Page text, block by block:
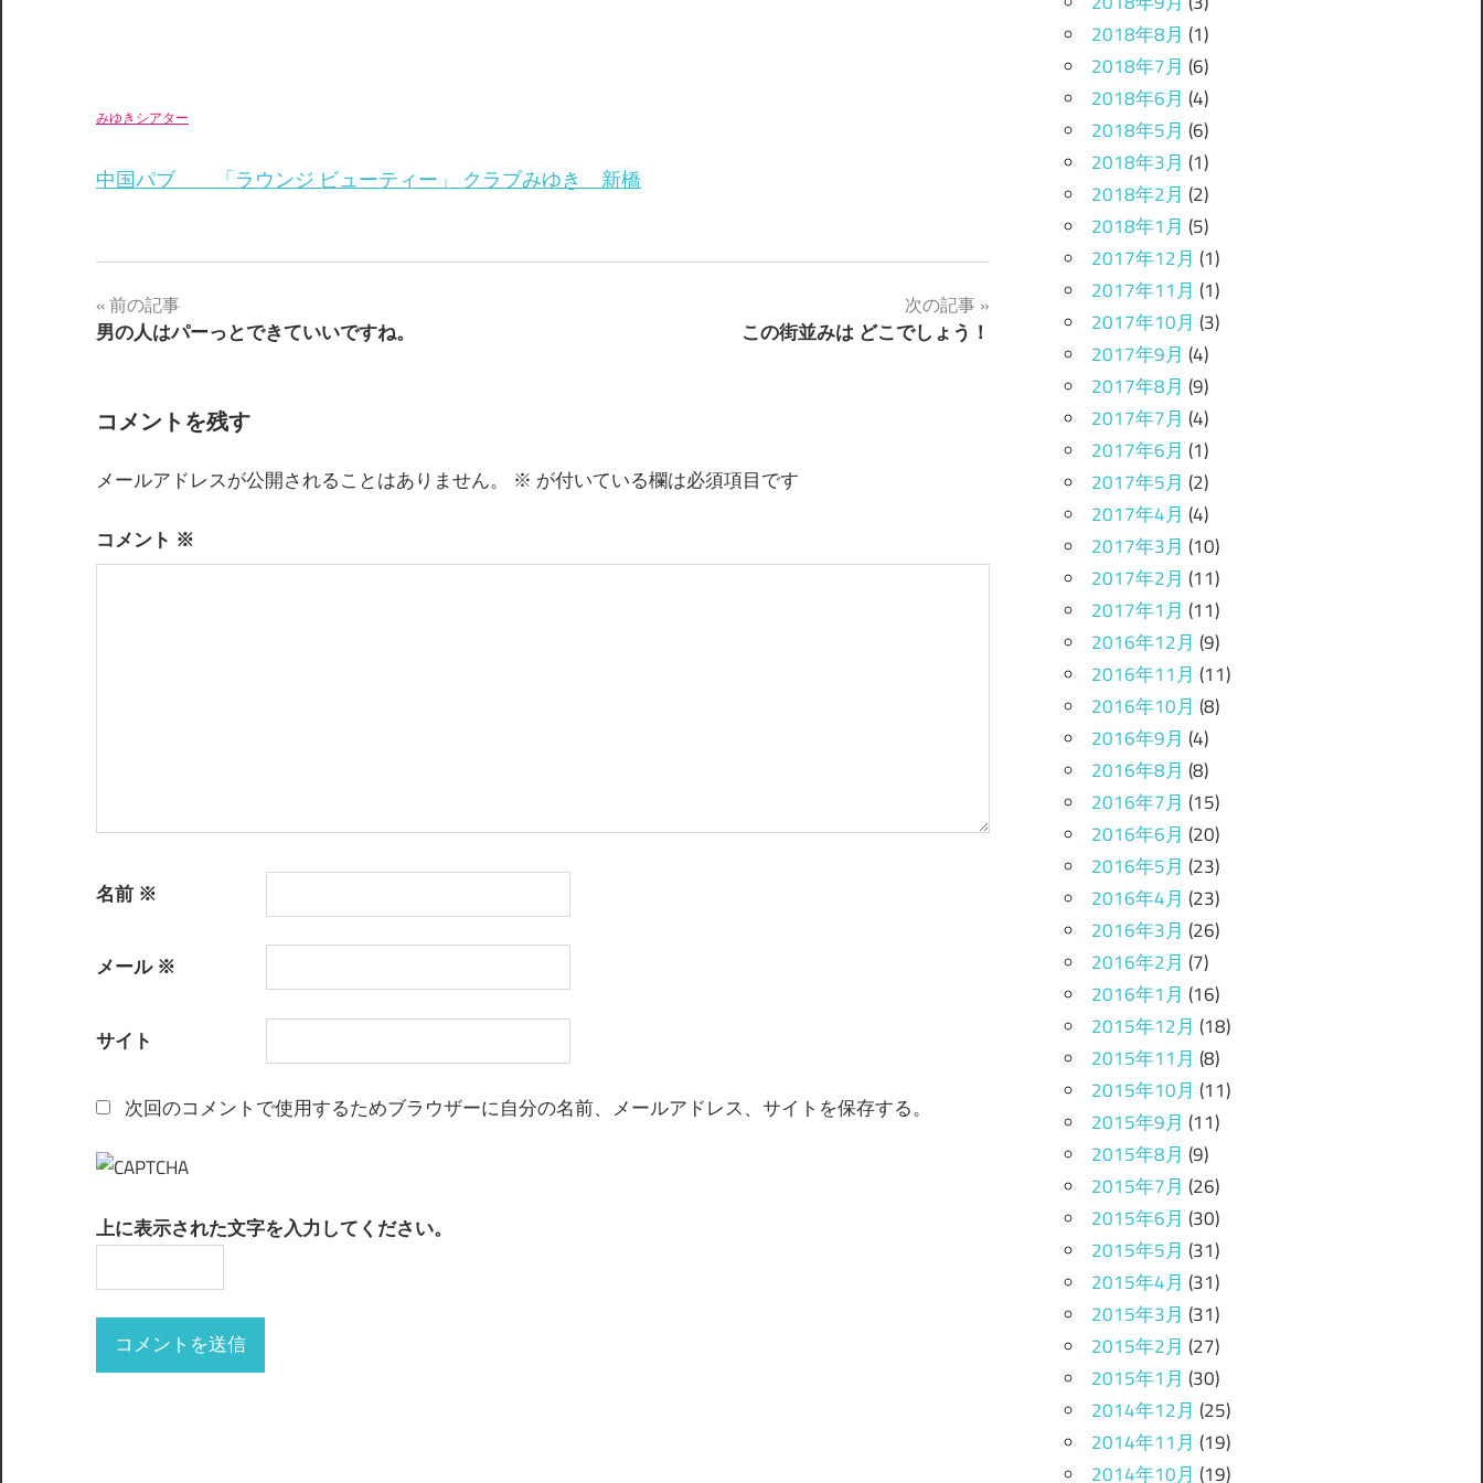
みゆきシアター
中国パブ 「ラウンジ ビューティー」 クラブみゆき 新橋
投
ナ
ビ
ー
前の記事
男の人はパーっとできていいですね。
次の記事
この街並みは どこでしょう！
コメントを残す
メールアドレスが公開されることはありません。 ※ が付いている欄は必須項目です
コメント ※
名前 ※
メール※
サイト
次回のコメントで使用するためブラウザーに自分の名前、メールアドレス、サイトを保存する。
上に表示された文字を入力してください。
2018年8月 (1)
2018年7月 (6)
2018年6月 (4)
2018年5月 (6)
2018年3月 (1)
2018年2月 (2)
2018年1月 (5)
2017年12月 (1)
2017年11月 (1)
2017年10月 (3)
2017年9月 (4)
2017年8月 (9)
2017年7月 (4)
2017年6月 (1)
2017年5月 (2)
2017年4月 (4)
2017年3月 (10)
2017年2月 (11)
2017年1月 (11)
2016年12月 (9)
2016年11月 (11)
2016年10月 (8)
2016年9月 (4)
2016年8月 (8)
2016年7月 (15)
2016年6月 (20)
2016年5月 (23)
2016年4月 (23)
2016年3月 (26)
2016年2月 (7)
2016年1月 (16)
2015年12月 (18)
2015年11月 (8)
2015年10月 (11)
2015年9月 (11)
2015年8月 (9)
2015年7月 (26)
2015年6月 (30)
2015年5月 (31)
2015年4月 (31)
2015年3月 (31)
2015年2月 (27)
2015年1月 (30)
2014年12月 (25)
2014年11月 (19)
2014年10月 (19)